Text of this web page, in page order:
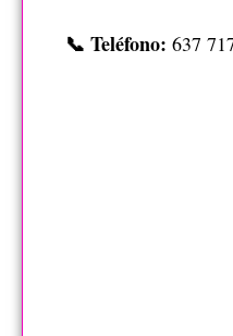
📞 Teléfono: 637